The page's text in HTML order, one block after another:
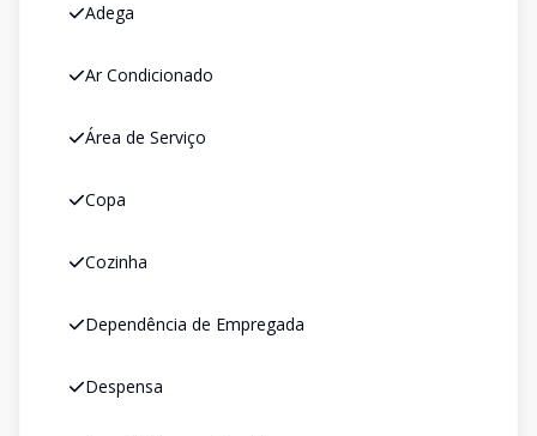
Adega
Ar Condicionado
Área de Serviço
Copa
Cozinha
Dependência de Empregada
Despensa